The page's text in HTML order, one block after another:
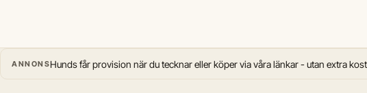
ANNONSHunds får provision när du tecknar eller köper via våra länkar - utan extra